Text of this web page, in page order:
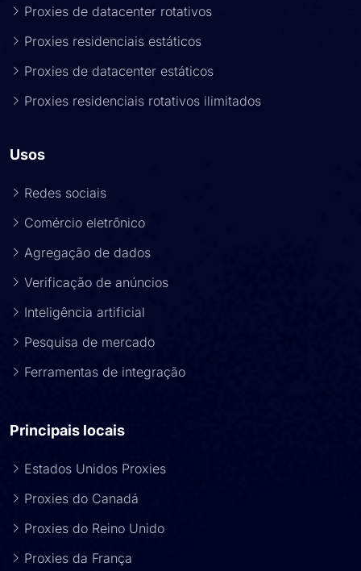
Proxies de datacenter rotativos
Proxies residenciais estáticos
Proxies de datacenter estáticos
Proxies residenciais rotativos ilimitados
Usos
Redes sociais
Comércio eletrônico
Agregação de dados
Verificação de anúncios
Inteligência artificial
Pesquisa de mercado
Ferramentas de integração
Principais locais
Estados Unidos Proxies
Proxies do Canadá
Proxies do Reino Unido
Proxies da França